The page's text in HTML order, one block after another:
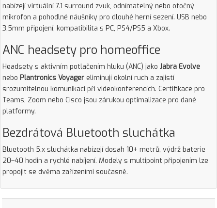
nabízejí virtuální 7.1 surround zvuk, odnímatelný nebo otočný
mikrofon a pohodlné náušníky pro dlouhé herní sezení. USB nebo
3,5mm připojení, kompatibilita s PC, PS4/PS5 a Xbox.
ANC headsety pro homeoffice
Headsety s aktivním potlačením hluku (ANC) jako Jabra Evolve
nebo Plantronics Voyager eliminují okolní ruch a zajistí
srozumitelnou komunikaci při videokonferencích. Certifikace pro
Teams, Zoom nebo Cisco jsou zárukou optimalizace pro dané
platformy.
Bezdrátová Bluetooth sluchátka
Bluetooth 5.x sluchátka nabízejí dosah 10+ metrů, výdrž baterie
20–40 hodin a rychlé nabíjení. Modely s multipoint připojením lze
propojit se dvěma zařízeními současně.